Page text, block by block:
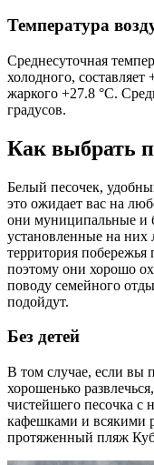
Температура
Среднесуточная
холодного, составляет
жаркого +27.8 °C.
градусов.
Как выбрать
Белый песочек,
это ожидает вас на
они муниципальные и
установленные на
территория
поэтому они хорошо
поводу семейного
подойдут.
Без детей
В том случае, если вы
хорошенько
чистейшего песочка с
кафешками и всякими
протяженный пляж